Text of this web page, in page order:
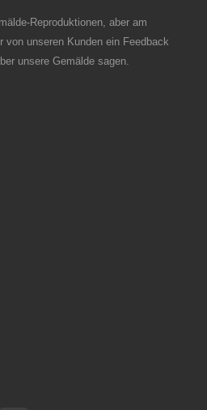
Reproduktionen, aber am
von unseren Kunden ein Feedback
unsere Gemälde sagen.